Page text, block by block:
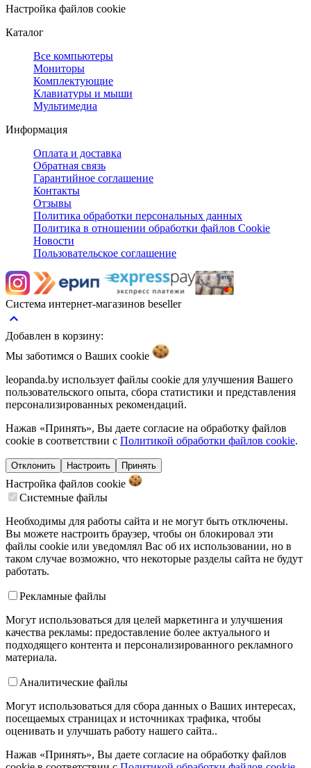
Настройка файлов cookie
Каталог
Все компьютеры
Мониторы
Комплектующие
Клавиатуры и мыши
Мультимедиа
Информация
Оплата и доставка
Обратная связь
Гарантийное соглашение
Контакты
Отзывы
Политика обработки персональных данных
Политика в отношении обработки файлов Cookie
Новости
Пользовательское соглашение
Система интернет-магазинов beseller
keyboard_arrow_up
Добавлен в корзину:
Мы заботимся о Ваших cookie
leopanda.by использует файлы cookie для улучшения Вашего
пользовательского опыта, сбора статистики и представления
персонализированных рекомендаций.
Нажав «Принять», Вы даете согласие на обработку файлов
cookie в соответствии с Политикой обработки файлов cookie.
Отклонить Настроить Принять
Настройка файлов cookie
Системные файлы
Необходимы для работы сайта и не могут быть отключены.
Вы можете настроить браузер, чтобы он блокировал эти
файлы cookie или уведомлял Вас об их использовании, но в
таком случае возможно, что некоторые разделы сайта не будут
работать.
Рекламные файлы
Могут использоваться для целей маркетинга и улучшения
качества рекламы: предоставление более актуального и
подходящего контента и персонализированного рекламного
материала.
Аналитические файлы
Могут использоваться для сбора данных о Ваших интересах,
посещаемых страницах и источниках трафика, чтобы
оценивать и улучшать работу нашего сайта..
Нажав «Принять», Вы даете согласие на обработку файлов